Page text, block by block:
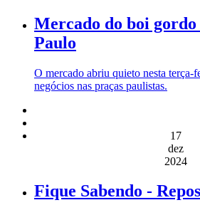
Mercado do boi gordo
Paulo
O mercado abriu quieto nesta terça-
negócios nas praças paulistas.
17
dez
2024
Fique Sabendo -